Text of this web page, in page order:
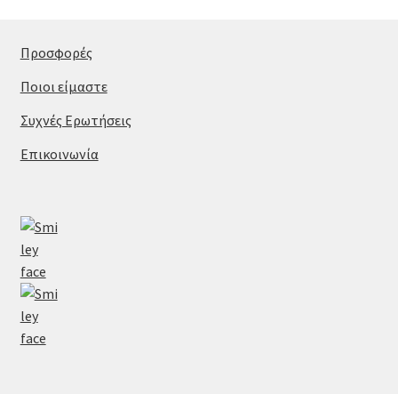
Προσφορές
Ποιοι είμαστε
Συχνές Ερωτήσεις
Επικοινωνία